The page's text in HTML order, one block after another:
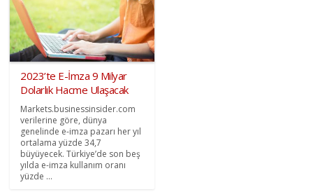
2023’te E-İmza 9 Milyar
Dolarlık Hacme Ulaşacak
Markets.businessinsider.com
verilerine göre, dünya
genelinde e-imza pazarı her yıl
ortalama yüzde 34,7
büyüyecek. Türkiye’de son beş
yılda e-imza kullanım oranı
yüzde ...